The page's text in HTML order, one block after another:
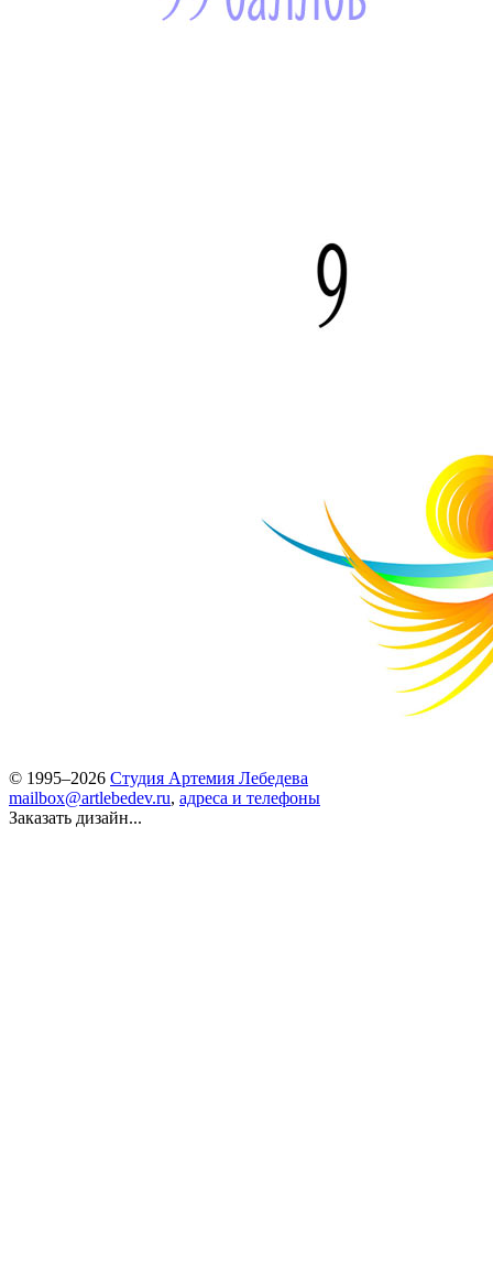
© 1995–2026 Студия Артемия Лебедева
mailbox@artlebedev.ru, адреса и телефоны
Заказать дизайн...